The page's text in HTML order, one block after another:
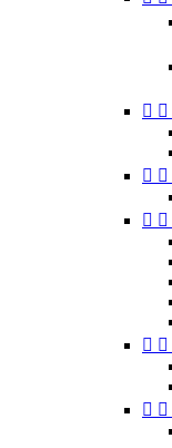
 
 
 
 
 